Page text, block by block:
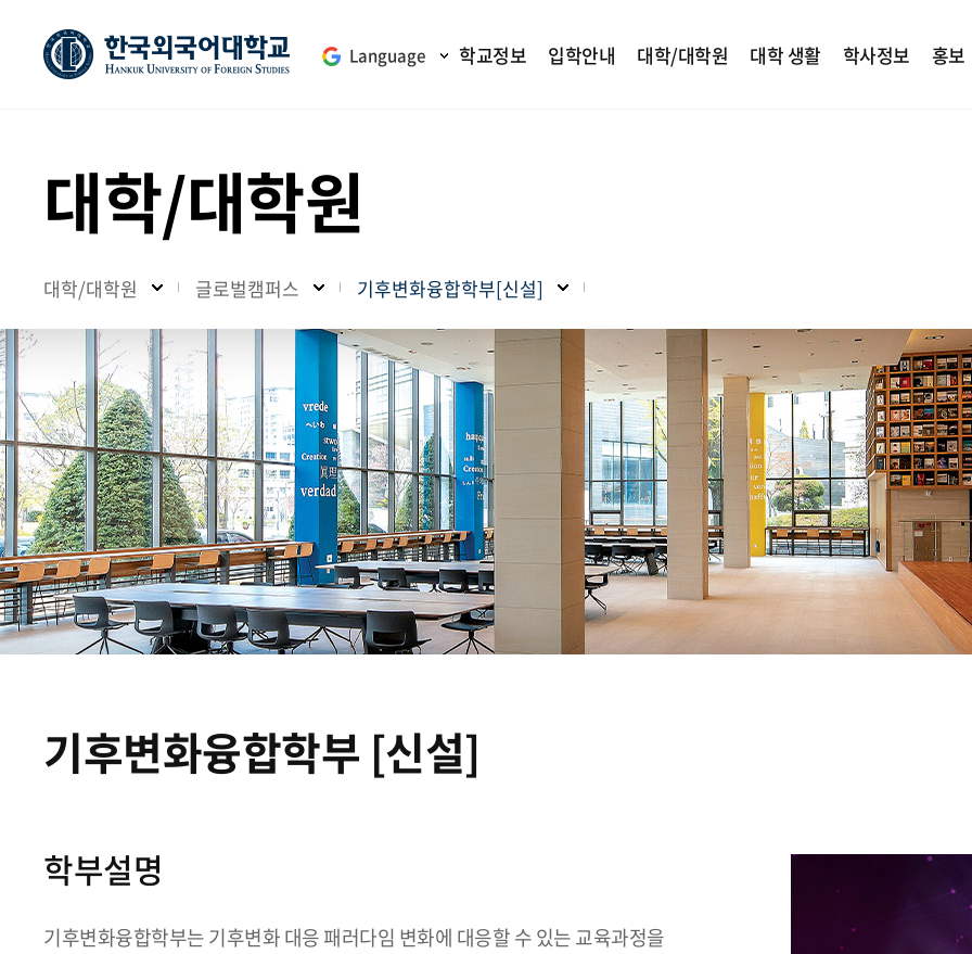
Language 학교정보 입학안내 대학/대학원 대학 생활 학사정보 홍보
대학/대학원
대학/대학원 글로벌캠퍼스 기후변화융합학부[신설]
기후변화융합학부 [신설]
학부설명
기후변화융합학부는 기후변화 대응 패러다임 변화에 대응할 수 있는 교육과정을